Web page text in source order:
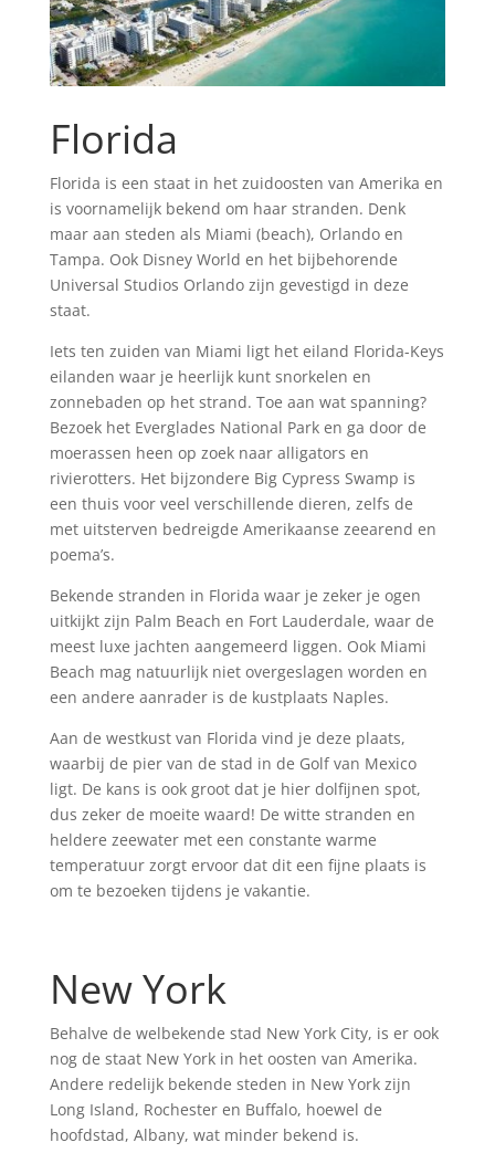
Florida
Florida is een staat in het zuidoosten van Amerika en
is voornamelijk bekend om haar stranden. Denk
maar aan steden als Miami (beach), Orlando en
Tampa. Ook Disney World en het bijbehorende
Universal Studios Orlando zijn gevestigd in deze
staat.
Iets ten zuiden van Miami ligt het eiland Florida-Keys
eilanden waar je heerlijk kunt snorkelen en
zonnebaden op het strand. Toe aan wat spanning?
Bezoek het Everglades National Park en ga door de
moerassen heen op zoek naar alligators en
rivierotters. Het bijzondere Big Cypress Swamp is
een thuis voor veel verschillende dieren, zelfs de
met uitsterven bedreigde Amerikaanse zeearend en
poema’s.
Bekende stranden in Florida waar je zeker je ogen
uitkijkt zijn Palm Beach en Fort Lauderdale, waar de
meest luxe jachten aangemeerd liggen. Ook Miami
Beach mag natuurlijk niet overgeslagen worden en
een andere aanrader is de kustplaats Naples.
Aan de westkust van Florida vind je deze plaats,
waarbij de pier van de stad in de Golf van Mexico
ligt. De kans is ook groot dat je hier dolfijnen spot,
dus zeker de moeite waard! De witte stranden en
heldere zeewater met een constante warme
temperatuur zorgt ervoor dat dit een fijne plaats is
om te bezoeken tijdens je vakantie.
New York
Behalve de welbekende stad New York City, is er ook
nog de staat New York in het oosten van Amerika.
Andere redelijk bekende steden in New York zijn
Long Island, Rochester en Buffalo, hoewel de
hoofdstad, Albany, wat minder bekend is.